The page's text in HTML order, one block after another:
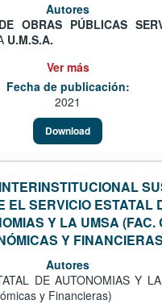
Autores
OBRAS PÚBLICAS
U.M.S.A.
Ver más
Fecha de publicación:
2021
Download
EL SERVICIO ESTATAL
Y LA UMSA (FAC.
Y
Autores
DE AUTONOMIAS Y
y Financieras)